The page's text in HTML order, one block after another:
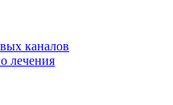
каналов
лечения